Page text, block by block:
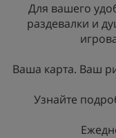
Для вашего
раздевалки и
Ваша карта. Ваш
Узнайте